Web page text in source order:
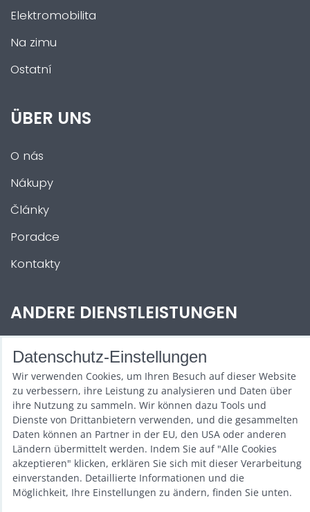
Elektromobilita
Na zimu
Ostatní
ÜBER UNS
O nás
Nákupy
Články
Poradce
Kontakty
ANDERE DIENSTLEISTUNGEN
Zábava na Vaši akci
Půjčovna
Promotéři
Kurzy a setkání
Velkoobchod
Nabídka práce
Datenschutz-Einstellungen
Wir verwenden Cookies, um Ihren Besuch auf dieser Website
zu verbessern, ihre Leistung zu analysieren und Daten über
ihre Nutzung zu sammeln. Wir können dazu Tools und
Dienste von Drittanbietern verwenden, und die gesammelten
Daten können an Partner in der EU, den USA oder anderen
Ländern übermittelt werden. Indem Sie auf "Alle Cookies
akzeptieren" klicken, erklären Sie sich mit dieser Verarbeitung
einverstanden. Detaillierte Informationen und die
Möglichkeit, Ihre Einstellungen zu ändern, finden Sie unten.